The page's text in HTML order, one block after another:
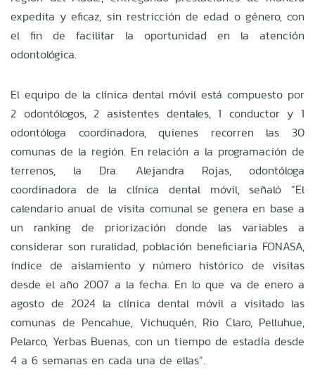
expedita y eficaz, sin restricción de edad o género, con
el fin de facilitar la oportunidad en la atención
odontológica.
El equipo de la clínica dental móvil está compuesto por
2 odontólogos, 2 asistentes dentales, 1 conductor y 1
odontóloga coordinadora, quienes recorren las 30
comunas de la región. En relación a la programación de
terrenos, la Dra. Alejandra Rojas, odontóloga
coordinadora de la clínica dental móvil, señaló “El
calendario anual de visita comunal se genera en base a
un ranking de priorización donde las variables a
considerar son ruralidad, población beneficiaria FONASA,
índice de aislamiento y número histórico de visitas
desde el año 2007 a la fecha. En lo que va de enero a
agosto de 2024 la clínica dental móvil a visitado las
comunas de Pencahue, Vichuquén, Rio Claro, Pelluhue,
Pelarco, Yerbas Buenas, con un tiempo de estadía desde
4 a 6 semanas en cada una de ellas”.